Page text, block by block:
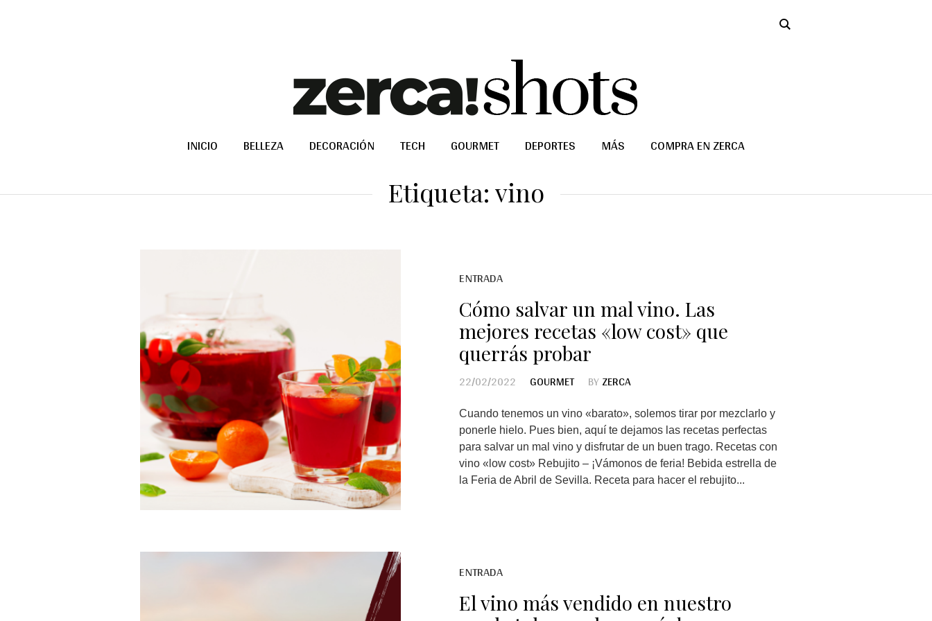
INICIO BELLEZA DECORACIÓN TECH GOURMET DEPORTES MÁS COMPRA EN ZERCA
Etiqueta: vino
ENTRADA
Cómo salvar un mal vino. Las
mejores recetas «low cost» que
querrás probar
22/02/2022 GOURMET BYZERCA
Cuando tenemos un vino «barato», solemos tirar por mezclarlo y
ponerle hielo. Pues bien, aquí te dejamos las recetas perfectas
para salvar un mal vino y disfrutar de un buen trago. Recetas con
vino «low cost» Rebujito – ¡Vámonos de feria! Bebida estrella de
la Feria de Abril de Sevilla. Receta para hacer el rebujito...
ENTRADA
El vino más vendido en nuestro